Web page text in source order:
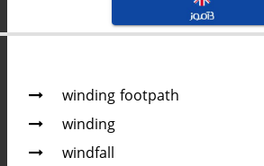
winding footpath
winding
windfall